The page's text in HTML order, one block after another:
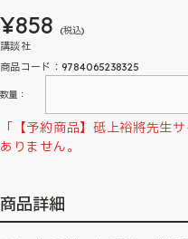
¥858 (税込)
講談社
商品コード：9784065238325
数量：
「【予約商品】砥上裕將先生
ありません。
商品詳細